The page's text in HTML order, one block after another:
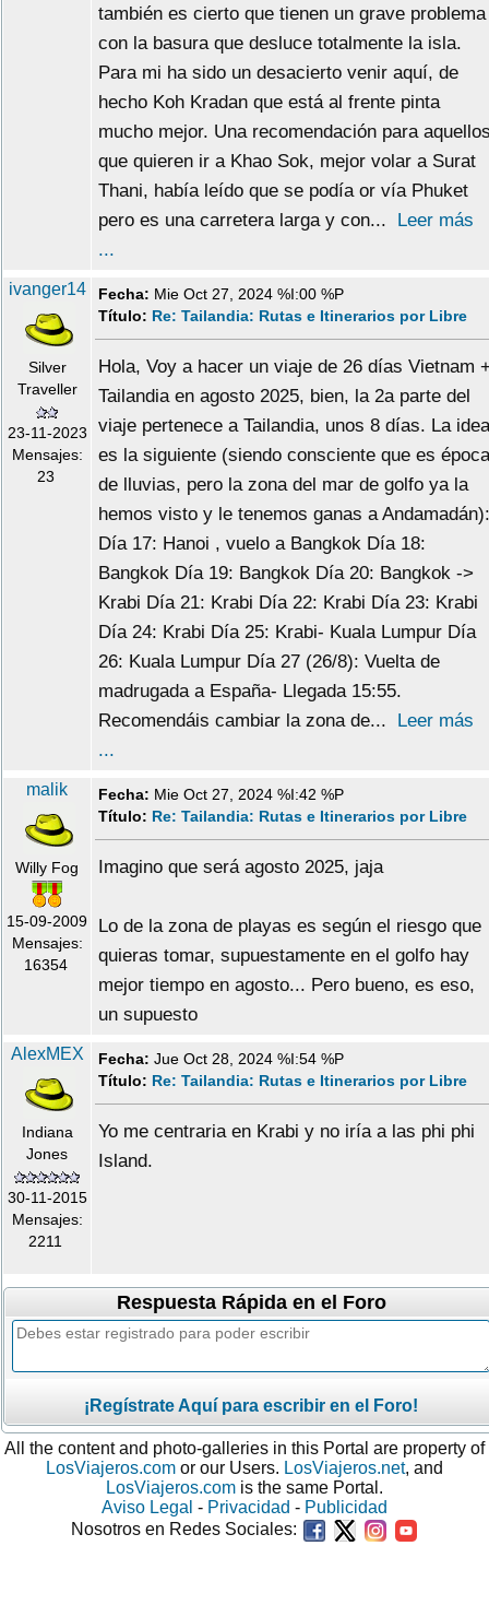
también es cierto que tienen un grave problema
con la basura que desluce totalmente la isla.
Para mi ha sido un desacierto venir aquí, de
hecho Koh Kradan que está al frente pinta
mucho mejor. Una recomendación para
que quieren ir a Khao Sok, mejor volar a Surat
Thani, había leído que se podía or vía Phuket
pero es una carretera larga y con... Leer más
...
ivanger14
Silver
Traveller
23-11-2023
Mensajes:
23
Fecha: Mie Oct 27, 2024 %I:00 %P
Título: Re: Tailandia: Rutas e Itinerarios por Libre
Hola, Voy a hacer un viaje de 26 días Vietnam
Tailandia en agosto 2025, bien, la 2a parte del
viaje pertenece a Tailandia, unos 8 días. La idea
es la siguiente (siendo consciente que es época
de lluvias, pero la zona del mar de golfo ya la
hemos visto y le tenemos ganas a Andamadán):
Día 17: Hanoi , vuelo a Bangkok Día 18:
Bangkok Día 19: Bangkok Día 20: Bangkok ->
Krabi Día 21: Krabi Día 22: Krabi Día 23: Krabi
Día 24: Krabi Día 25: Krabi- Kuala Lumpur Día
26: Kuala Lumpur Día 27 (26/8): Vuelta de
madrugada a España- Llegada 15:55.
Recomendáis cambiar la zona de... Leer más
...
malik
Willy Fog
15-09-2009
Mensajes:
16354
Fecha: Mie Oct 27, 2024 %I:42 %P
Título: Re: Tailandia: Rutas e Itinerarios por Libre
Imagino que será agosto 2025, jaja
Lo de la zona de playas es según el riesgo que
quieras tomar, supuestamente en el golfo hay
mejor tiempo en agosto... Pero bueno, es eso,
un supuesto
AlexMEX
Indiana
Jones
30-11-2015
Mensajes:
2211
Fecha: Jue Oct 28, 2024 %I:54 %P
Título: Re: Tailandia: Rutas e Itinerarios por Libre
Yo me centraria en Krabi y no iría a las phi phi
Island.
Respuesta Rápida en el Foro
¡Regístrate Aquí para escribir en el Foro!
All the content and photo-galleries in this Portal are property of
LosViajeros.com or our Users. LosViajeros.net, and
LosViajeros.com is the same Portal.
Aviso Legal - Privacidad - Publicidad
Nosotros en Redes Sociales: